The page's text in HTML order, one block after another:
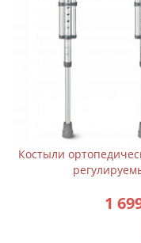
Костыли
1